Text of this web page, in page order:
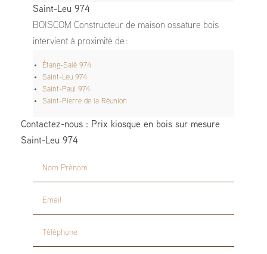
Saint-Leu 974
BOISCOM Constructeur de maison ossature bois
intervient à proximité de :
Étang-Salé 974
Saint-Leu 974
Saint-Paul 974
Saint-Pierre de la Réunion
Contactez-nous : Prix kiosque en bois sur mesure
Saint-Leu 974
Nom Prénom
Email
Téléphone